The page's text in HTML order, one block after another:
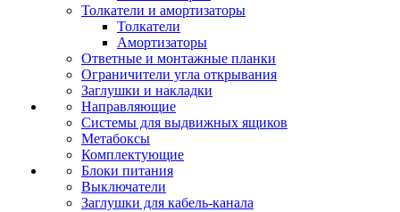
Толкатели и амортизаторы
Толкатели
Амортизаторы
Ответные и монтажные планки
Ограничители угла открывания
Заглушки и накладки
Направляющие
Системы для выдвижных ящиков
Метабоксы
Комплектующие
Блоки питания
Выключатели
Заглушки для кабель-канала